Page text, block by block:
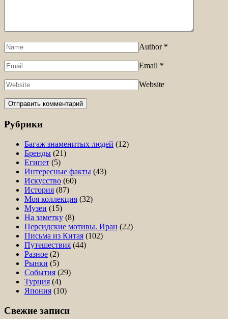
Author *
Email *
Website
Рубрики
Багаж знаменитых людей (12)
Бренды (21)
Египет (5)
Интересные факты (43)
Искусство (60)
История (87)
Моя коллекция (32)
Музеи (15)
На заметку (8)
Персидские мотивы. Иран (22)
Письма из Китая (102)
Путешествия (44)
Разное (2)
Рынки (5)
События (29)
Турция (4)
Япония (10)
Свежие записи